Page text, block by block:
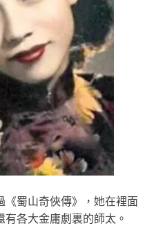
蜀山奇俠傳》，她在裡面
各大金庸劇裏的師太。